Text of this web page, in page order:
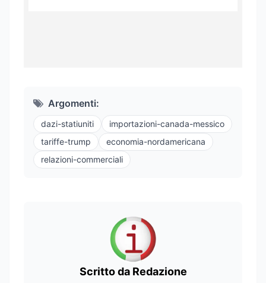
Argomenti:
dazi-statiuniti
importazioni-canada-messico
tariffe-trump
economia-nordamericana
relazioni-commerciali
Scritto da Redazione